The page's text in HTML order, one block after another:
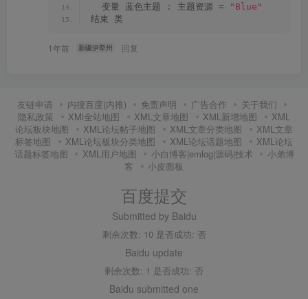
  变量 蓝色主题
: 主题资源 =
"Blue"
结束 类
1年前 新疆伊犁州 回复
友链申请 内搜百度(内推) 免责声明 广告合作
关于我们
隐私政策
XMl全站地图 XML文章地图 XML新增地图
XML
论坛板块地图
XML论坛帖子地图 XML文章分类地图
XML文章
标签地图
XML论坛板块分类地图 XML论坛话题地图
XML论坛
话题标签地图
XML用户地图 小白博客|emlog|源码|技术
小弟博
客
小皮面板
百度提交
Submitted by Baidu
剩余次数: 10 是否成功: 否
Baidu update
剩余次数: 1 是否成功: 否
Baidu submitted one